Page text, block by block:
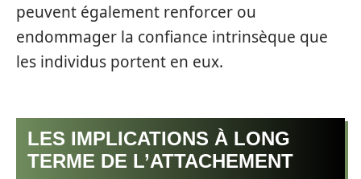
peuvent également renforcer ou
endommager la confiance intrinsèque que
les individus portent en eux.
LES IMPLICATIONS À LONG
TERME DE L’ATTACHEMENT